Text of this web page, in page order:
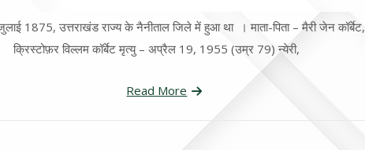
1875, उत्तराखंड राज्य के नैनीताल जिले में हुआ था । माता-पिता – मैरी जेन कॉर्बेट,
क्रिस्टोफ़र विल्लम कॉर्बेट मृत्यु – अप्रैल 19, 1955 (उम्र 79) न्येरी,
Read More